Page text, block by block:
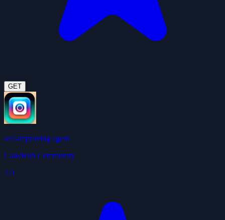
GET
self-improving agent
ClawHub Community
4.9